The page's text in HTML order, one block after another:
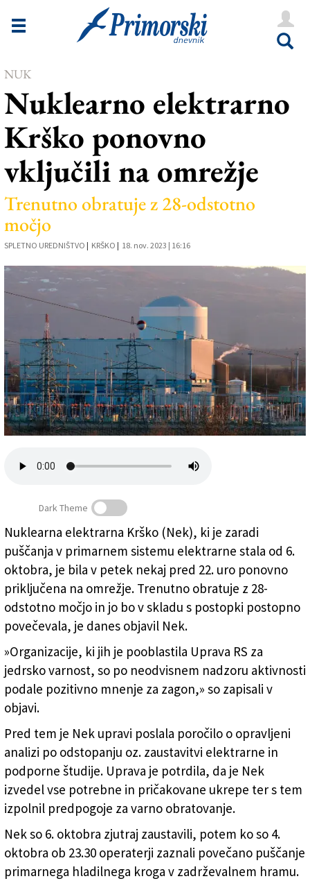
Novice
Goriška
Kultura
Šport
Še
Vreme
V Kioskih
Uredništvo
Oglasi
Zadruga PD
Naročnine
NUK
Nuklearno elektrarno
Krško ponovno
vključili na omrežje
Trenutno obratuje z 28-odstotno
močjo
SPLETNO UREDNIŠTVO | KRŠKO | 18. nov. 2023 | 16:16
Nuklearna elektrarna Krško (ARHIV)
Dark Theme
Nuklearna elektrarna Krško (Nek), ki je zaradi
puščanja v primarnem sistemu elektrarne stala od 6.
oktobra, je bila v petek nekaj pred 22. uro ponovno
priključena na omrežje. Trenutno obratuje z 28-
odstotno močjo in jo bo v skladu s postopki postopno
povečevala, je danes objavil Nek.
»Organizacije, ki jih je pooblastila Uprava RS za
jedrsko varnost, so po neodvisnem nadzoru aktivnosti
podale pozitivno mnenje za zagon,» so zapisali v
objavi.
Pred tem je Nek upravi poslala poročilo o opravljeni
analizi po odstopanju oz. zaustavitvi elektrarne in
podporne študije. Uprava je potrdila, da je Nek
izvedel vse potrebne in pričakovane ukrepe ter s tem
izpolnil predpogoje za varno obratovanje.
Nek so 6. oktobra zjutraj zaustavili, potem ko so 4.
oktobra ob 23.30 operaterji zaznali povečano puščanje
primarnega hladilnega kroga v zadrževalnem hramu.